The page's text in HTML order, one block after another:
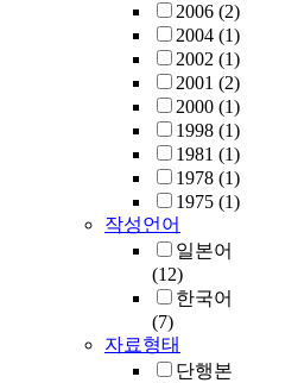
2006 (2)
2004 (1)
2002 (1)
2001 (2)
2000 (1)
1998 (1)
1981 (1)
1978 (1)
1975 (1)
작성언어
일본어
(12)
한국어
(7)
자료형태
단행본